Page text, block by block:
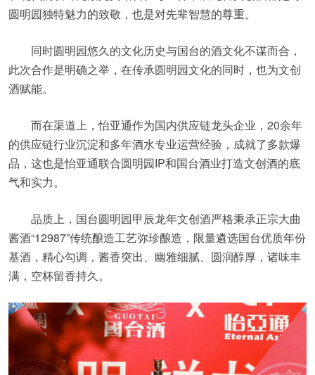
圆明园独特魅力的致敬，也是对先辈智慧的尊重。
同时圆明园悠久的文化历史与国台的酒文化不谋而合，
此次合作是明确之举，在传承圆明园文化的同时，也为文创
酒赋能。
而在渠道上，怡亚通作为国内供应链龙头企业，20余年
的供应链行业沉淀和多年酒水专业运营经验，成就了多款爆
品，这也是怡亚通联合圆明园IP和国台酒业打造文创酒的底
气和实力。
品质上，国台圆明园甲辰龙年文创酒严格秉承正宗大曲
酱酒“12987”传统酿造工艺弥珍酿造，限量遴选国台优质年份
基酒，精心勾调，酱香突出、幽雅细腻、圆润醇厚，诸味丰
满，空杯留香持久。